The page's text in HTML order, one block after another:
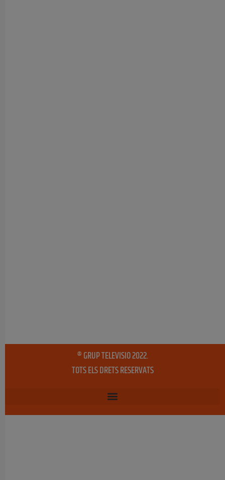
® GRUP TELEVISIO 2022.
TOTS ELS DRETS RESERVATS